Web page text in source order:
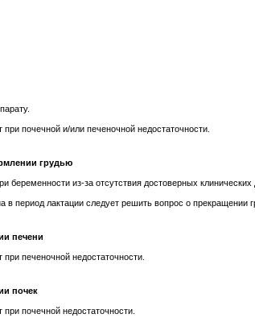
при почечной и/или печеночной недостаточности.
грудью
беременности из-за отсутствия достоверных
период лактации следует решить вопрос о
печени
печеночной недостаточности.
почек
почечной недостаточности.